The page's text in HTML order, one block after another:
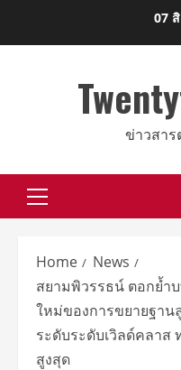
07
ข่าวสาร
Primary
Home
News
สยามพิวรรธน์ ตอกย้ำ
ใหม่ของการขยายฐา
ระดับระดับเวิลด์คลาส
สูงสุด